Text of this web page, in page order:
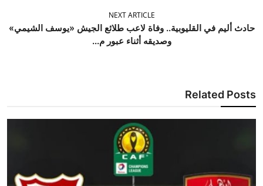
NEXT ARTICLE
حادث أليم في القليوبية.. وفاة لاعب طلائع الجيش «يوسف الشيمي»
وصديقه أثناء عبور م...
Related Posts